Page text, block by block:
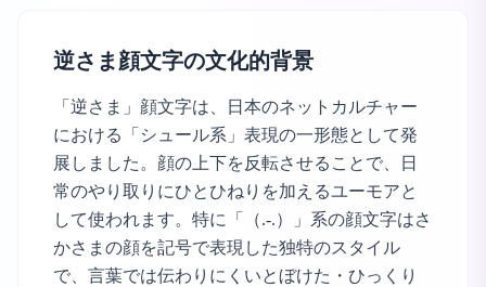
逆さま顔文字の文化的背景
「逆さま」顔文字は、日本のネットカルチャー
における「シュール系」表現の一形態として発
展しました。顔の上下を反転させることで、日
常のやり取りにひとひねりを加えるユーモアと
して使われます。特に「（.-.）」系の顔文字はさ
かさまの顔を記号で表現した独特のスタイル
で、言葉では伝わりにくいとぼけた・ひっくり